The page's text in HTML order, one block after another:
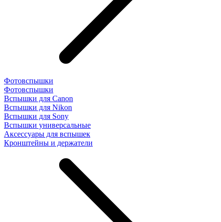
Фотовспышки
Фотовспышки
Вспышки для Canon
Вспышки для Nikon
Вспышки для Sony
Вспышки универсальные
Аксесcуары для вспышек
Кронштейны и держатели